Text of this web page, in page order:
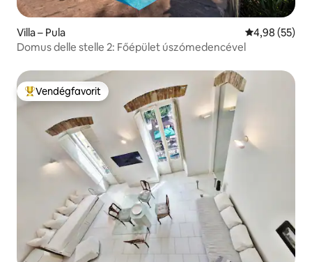
Villa – Pula Átlagos
4,98 (55)
Domus delle stelle 2: Főépület úszómedencével
Kiemelt vendégfavorit
Vendégfavorit